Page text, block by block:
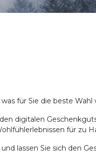
für Sie die beste
digitalen
für zu
lassen Sie sich den